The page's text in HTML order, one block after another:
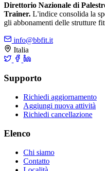
Direttorio Nazionale di
Trainer. L'indice consolida la
gli abbonamenti delle strutture
info@bbfit.it
Italia
Supporto
Richiedi aggiornamento
Aggiungi nuova attività
Richiedi cancellazione
Elenco
Chi siamo
Contatto